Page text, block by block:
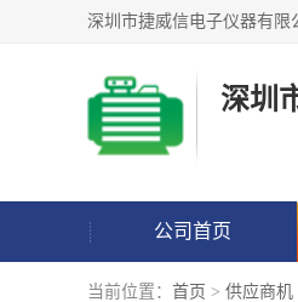
深圳
公司首页
当前位置： 首页 > 供应商机